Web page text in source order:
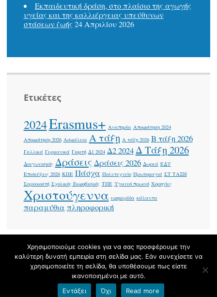
Εκπαιδευτική δράση, στο πλαίσιο της αγωγής
υγείας και της καλλιέργειας υπεύθυνων
στάσεων ζωής 24 Απριλίου 2026
Ετικέτες
2024Erasmus+ Αναπηρία Αποφοίτηση 2024
Αποφοίτηση 2026 Ασφάλεια Α τάξη Α τάξη 2026 Β τάξη 2026
Γαλλικά Γερμανικά Γιορτή Δ1 2024 Δ2 2024Δ Τάξη 2026
Διαγωνισμός Δράσεις Δράσεις 2026 Δωρεά ΕΔΥ
Επισκέψεις 2026 ΚΠΕ Πάσχα Πολυτεχνείο Πρωτομαγιά ΣΤ ΤΑΞΗ
Σαρακοστή Σχολικός Εκφοβισμός ΤΠΕ Υγιεινό πρωινό Χορηγίες
Χριστούγεννα εφημερίδα κάλαντα
παραμύθια πληροφορική
Φιλοξενείται στο https://blogs.sch.gr |Theme: Apostrophe by
WordPress.com.
Χρησιμοποιούμε cookies για να σας προσφέρουμε την
καλύτερη δυνατή εμπειρία στη σελίδα μας. Εάν συνεχίσετε να
χρησιμοποιείτε τη σελίδα, θα υποθέσουμε πως είστε
ικανοποιημένοι με αυτό.
Εντάξει
Όχι Read more